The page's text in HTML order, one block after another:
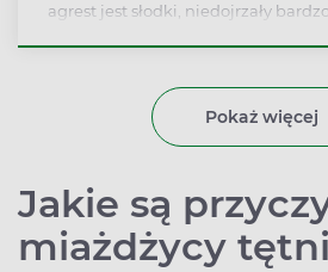
agrest jest słodki, niedojrzały
ponieważ znajduje się w nim dużo
błonnik, potas i żelazo.Pokaż więcej
Jakie są
miażdżycy